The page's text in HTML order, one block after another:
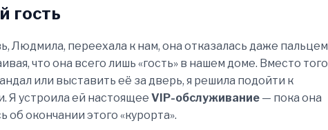
гость
Людмила, переехала к нам, она отказалась даже пальцем
что она всего лишь «гость» в нашем доме. Вместо того
или выставить её за дверь, я решила подойти к
Я устроила ей настоящее VIP-обслуживание — пока она
об окончании этого «курорта».